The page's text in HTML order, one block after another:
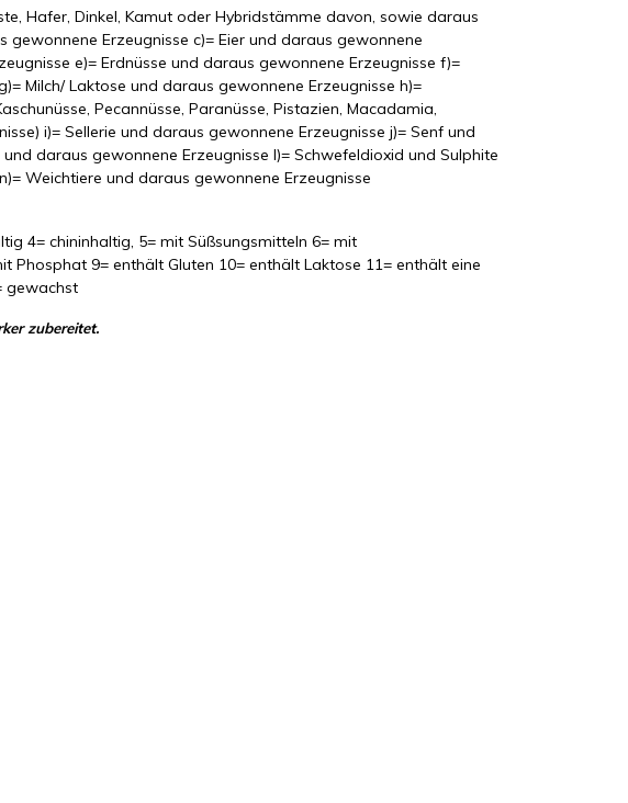
Hafer, Dinkel, Kamut oder Hybridstämme davon, sowie daraus
gewonnene Erzeugnisse c)= Eier und daraus gewonnene
e)= Erdnüsse und daraus gewonnene Erzeugnisse f)=
Milch/ Laktose und daraus gewonnene Erzeugnisse h)=
Pecannüsse, Paranüsse, Pistazien, Macadamia,
i)= Sellerie und daraus gewonnene Erzeugnisse j)= Senf und
daraus gewonnene Erzeugnisse l)= Schwefeldioxid und Sulphite
Weichtiere und daraus gewonnene Erzeugnisse
4= chininhaltig, 5= mit Süßsungsmitteln 6= mit
Phosphat 9= enthält Gluten 10= enthält Laktose 11= enthält eine
gewachst
zubereitet.